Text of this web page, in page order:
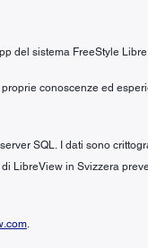
del sistema FreeStyle
conoscenze ed
SQL. I dati sono
LibreView in Svizzera
.